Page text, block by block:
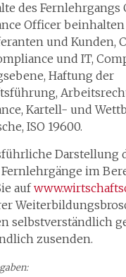
des Fernlehrgangs
Officer beinhalten
und Kunden,
und IT,
Haftung der
Kartell- und
ISO 19600.
Darstellung
im
auf
selbstverständlich
zusenden.